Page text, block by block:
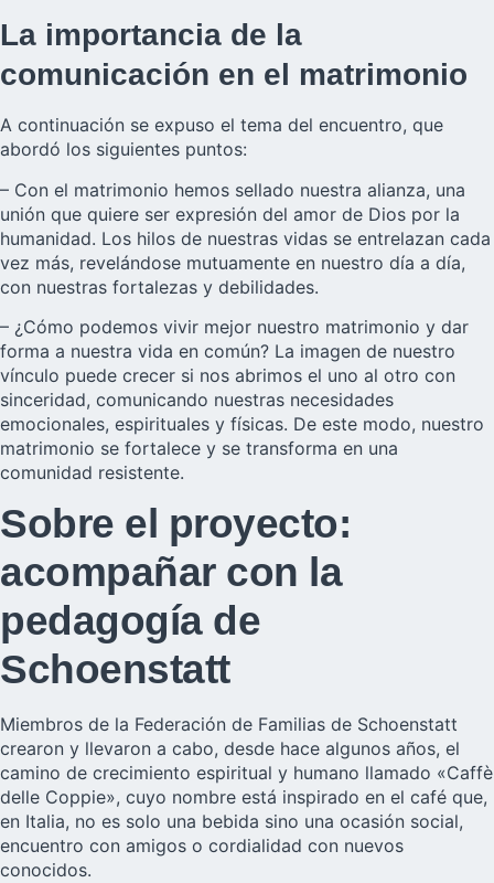
La importancia de la
comunicación en el matrimonio
A continuación se expuso el tema del encuentro, que
abordó los siguientes puntos:
– Con el matrimonio hemos sellado nuestra alianza, una
unión que quiere ser expresión del amor de Dios por la
humanidad. Los hilos de nuestras vidas se entrelazan cada
vez más, revelándose mutuamente en nuestro día a día,
con nuestras fortalezas y debilidades.
– ¿Cómo podemos vivir mejor nuestro matrimonio y dar
forma a nuestra vida en común? La imagen de nuestro
vínculo puede crecer si nos abrimos el uno al otro con
sinceridad, comunicando nuestras necesidades
emocionales, espirituales y físicas. De este modo, nuestro
matrimonio se fortalece y se transforma en una
comunidad resistente.
Sobre el proyecto:
acompañar con la
pedagogía de
Schoenstatt
Miembros de la Federación de Familias de Schoenstatt
crearon y llevaron a cabo, desde hace algunos años, el
camino de crecimiento espiritual y humano llamado «Caffè
delle Coppie», cuyo nombre está inspirado en el café que,
en Italia, no es solo una bebida sino una ocasión social,
encuentro con amigos o cordialidad con nuevos
conocidos.